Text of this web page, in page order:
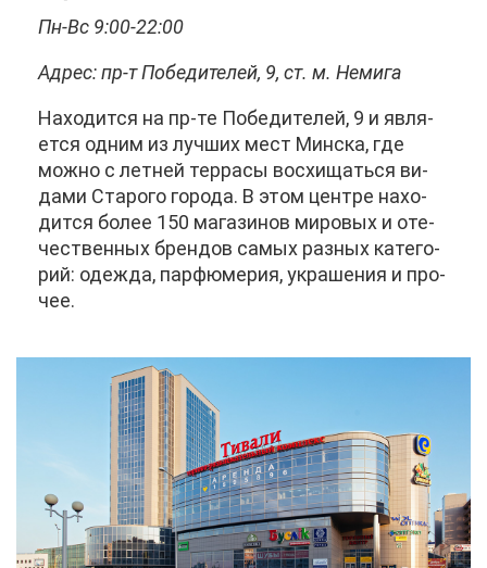
Пн-Вс 9:00-22:00
Ад­рес: пр-т По­бе­ди­те­лей, 9, ст. м. Неми­га
На­хо­дит­ся на пр-те По­бе­ди­те­лей, 9 и яв­ля­
ет­ся од­ним из луч­ших мест Мин­ска, где
мож­но с лет­ней тер­ра­сы вос­хи­щать­ся ви­
да­ми Ста­ро­го го­ро­да. В этом цен­тре на­хо­
дит­ся бо­лее 150 ма­га­зи­нов ми­ро­вых и оте­
че­ствен­ных брен­дов са­мых раз­ных ка­те­го­
рий: одеж­да, пар­фю­ме­рия, укра­ше­ния и про­
чее.